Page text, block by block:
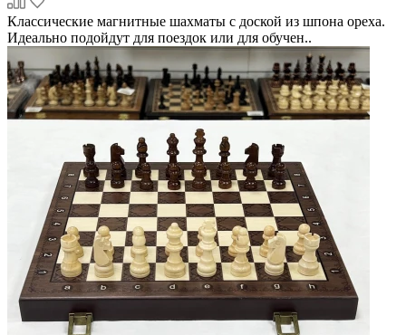
Классические магнитные шахматы с доской из шпона ореха.
Идеально подойдут для поездок или для обучен..